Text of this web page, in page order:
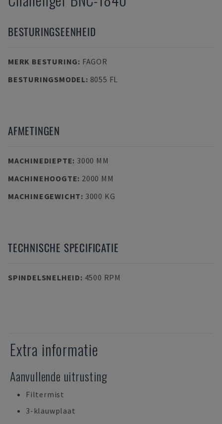
BESTURINGSEENHEID
MERK BESTURING: FAGOR
BESTURINGSMODEL: 8055 FL
AFMETINGEN
MACHINEDIEPTE: 3000 MM
MACHINEHOOGTE: 2000 MM
MACHINEGEWICHT: 3000 KG
TECHNISCHE SPECIFICATIE
SPINDELSNELHEID: 4500 RPM
Extra informatie
Aanvullende uitrusting
Filtermist
3-klauwplaat